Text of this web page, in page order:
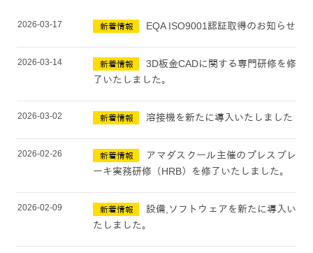
2026-03-17 新着情報 EQA ISO9001認証取得のお知らせ
2026-03-14 新着情報
3D板金CADに関する専門研修を修
了いたしました。
2026-03-02 新着情報 溶接機を新たに導入いたしました
2026-02-26 新着情報
アマダスクール主催のプレスブレ
ーキ実務研修（HRB）を修了いたしました。
2026-02-09 新着情報
設備,ソフトウェアを新たに導入い
たしました。